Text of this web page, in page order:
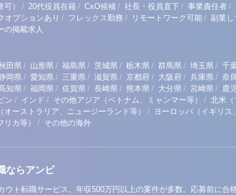
） / 20代役員在籍 / CxO候補 / 社長・役員直下 / 事業責任者 /
オプションあり / フレックス勤務 / リモートワーク可能 / 副業し
の掲載求人
田県 / 山形県 / 福島県 / 茨城県 / 栃木県 / 群馬県 / 埼玉県 / 千
岡県 / 愛知県 / 三重県 / 滋賀県 / 京都府 / 大阪府 / 兵庫県 / 奈
知県 / 福岡県 / 佐賀県 / 長崎県 / 熊本県 / 大分県 / 宮崎県 / 鹿
ン / インド / その他アジア（ベトナム、ミャンマー等） / 北米（
オーストラリア、ニュージーランド等） / ヨーロッパ（イギリス
カ等）
/ その他の海外
ならアンビ
ウト転職サービス。年収500万円以上の案件が多数。応募前に